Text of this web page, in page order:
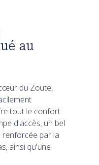
au
du Zoute,
tout le confort
d'accès, un bel
renforcée par la
ainsi qu'une